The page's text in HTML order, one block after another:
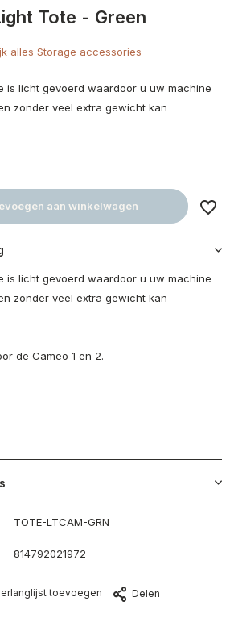
Tote - Green
alles Storage accessories
is licht gevoerd waardoor u uw machine
zonder veel extra gewicht kan
aan winkelwagen
is licht gevoerd waardoor u uw machine
zonder veel extra gewicht kan
de Cameo 1 en 2.
TOTE-LTCAM-GRN
814792021972
toevoegen Delen